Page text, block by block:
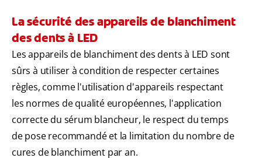
La sécurité des appareils de blanchiment
des dents à LED
Les appareils de blanchiment des dents à LED sont
sûrs à utiliser à condition de respecter certaines
règles, comme l'utilisation d'appareils respectant
les normes de qualité européennes, l'application
correcte du sérum blancheur, le respect du temps
de pose recommandé et la limitation du nombre de
cures de blanchiment par an.